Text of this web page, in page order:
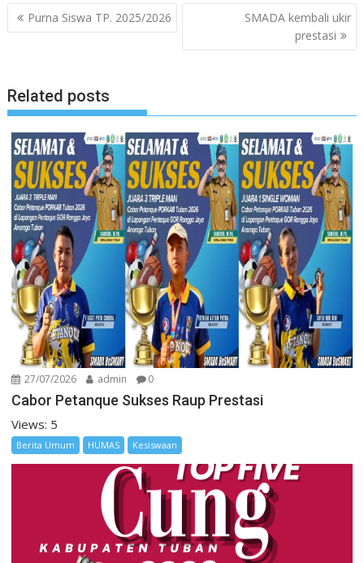
Navigasi
pos
Purna Siswa TP. 2025/2026
SMADA kembali ukir
prestasi
Related posts
27/07/2026 admin 0
Cabor Petanque Sukses Raup Prestasi
Views: 5
Berita Umum HUMAS Kesiswaan